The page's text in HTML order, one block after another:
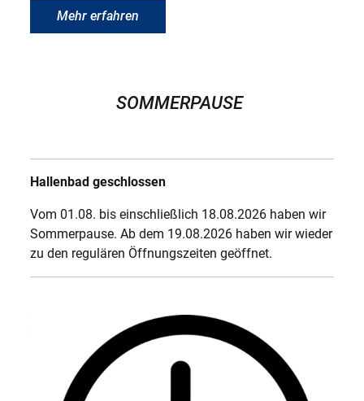
Mehr erfahren
SOMMERPAUSE
Hallenbad geschlossen
Vom 01.08. bis einschließlich 18.08.2026 haben wir
Sommerpause. Ab dem 19.08.2026 haben wir wieder
zu den regulären Öffnungszeiten geöffnet.